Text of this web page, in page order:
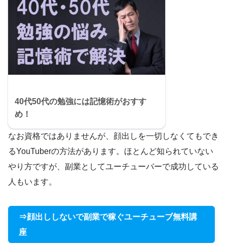
40代50代の勉強には記憶術がおすす
め！
なお資格ではありませんが、顔出しを一切しなくてもでき
るYouTuberの方法があります。ほとんど知られていない
やり方ですが、副業としてユーチューバーで成功している
人もいます。
⇒顔出ししないで副業で稼ぐユーチューブ無料講
座